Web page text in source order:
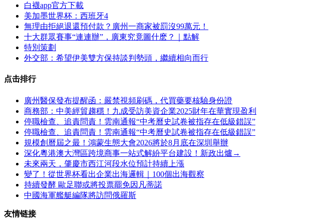
白襪app官方下載
美加墨世界杯：西班牙4
無理由拒絕退還預付款？廣州一商家被罰沒99萬元！
十大群眾賽事“連連辦”，廣東究竟圖什麽？｜點解
特別策劃
外交部：希望伊美雙方保持談判勢頭，繼續相向而行
点击排行
廣州醫保發布提醒函：嚴禁視頻刷碼，代買藥要核驗身份證
商務部：中美經貿趨穩！九成受訪美資企業2025財年在華實現盈利
停職檢查、追責問責！雲南通報“中考曆史試卷被指存在低級錯誤”
停職檢查、追責問責！雲南通報“中考曆史試卷被指存在低級錯誤”
規模創曆屆之最！鴻蒙生態大會2026將於8月底在深圳舉辦
深化粵港澳大灣區跨境商事一站式解紛平台建設！新政出爐→
未來兩天，肇慶市西江河段水位預計持續上漲
變了！從世界杯看出企業出海邏輯｜100個出海觀察
持續發酵 歐足聯或將投票罷免因凡蒂諾
中國海軍艦艇編隊將訪問俄羅斯
友情链接